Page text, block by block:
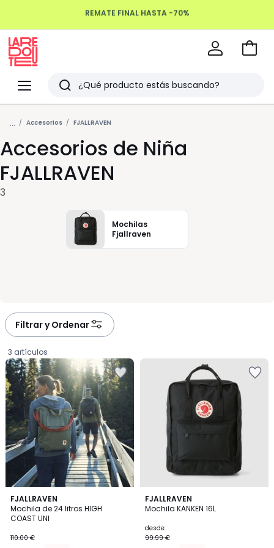
REMATE FINAL HASTA -70%
Devoluciones hasta 100 días
Menu
Redoute
Buscar
Últimos
artículos
vistos
Ir
... Accesorios FJALLRAVEN
Accesorios de Niña
FJALLRAVEN
3
Mochilas
Fjallraven
Filtrar y Ordenar
3 artículos
FJALLRAVEN
Mochila de 24 litros HIGH
COAST UNI
€
110.00 €
4,7
/ 5
5
Colores
FJALLRAVEN
Mochila KANKEN 16L
desde
99.99 €
4,2
/ 5
3
Colores